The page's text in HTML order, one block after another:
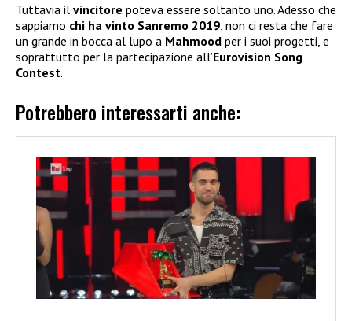
Tuttavia il vincitore poteva essere soltanto uno. Adesso che
sappiamo chi ha vinto Sanremo 2019 , non ci resta che fare
un grande in bocca al lupo a Mahmood per i suoi progetti, e
soprattutto per la partecipazione all’Eurovision Song
Contest.
Potrebbero interessarti anche: